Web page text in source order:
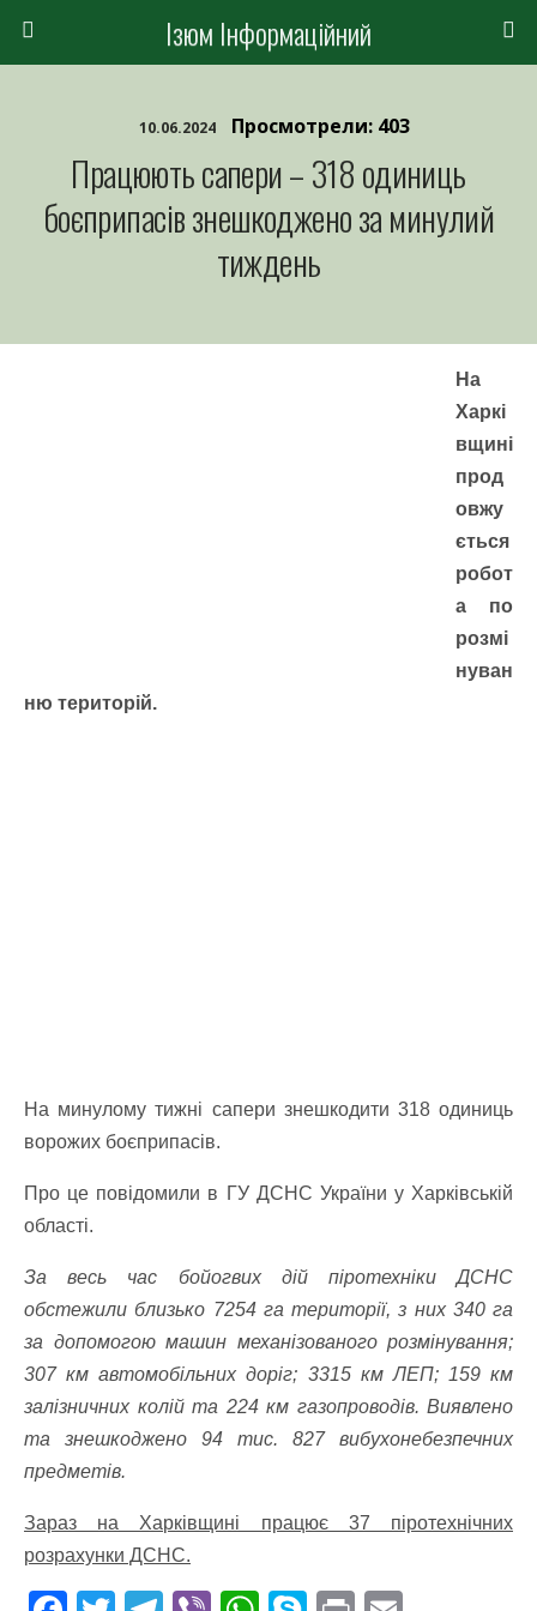
Ізюм Інформаційний
10.06.2024 Просмотрели: 403
Працюють сапери – 318 одиниць
боєприпасів знешкоджено за минулий
тиждень
На
Харкі
вщині
прод
овжу
ється
робот
а по
розмі
нуван
ню територій.
На минулому тижні сапери знешкодити 318 одиниць
ворожих боєприпасів.
Про це повідомили в ГУ ДСНС України у Харківській
області.
За весь час бойогвих дій піротехніки ДСНС
обстежили близько 7254 га території, з них 340 га
за допомогою машин механізованого розмінування;
307 км автомобільних доріг; 3315 км ЛЕП; 159 км
залізничних колій та 224 км газопроводів. Виявлено
та знешкоджено 94 тис. 827 вибухонебезпечних
предметів.
Зараз на Харківщині працює 37 піротехнічних
розрахунки ДСНС.